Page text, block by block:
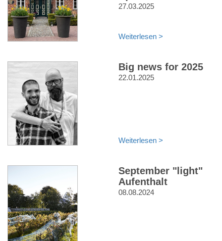
27.03.2025
Weiterlesen >
Big news for 2025
22.01.2025
Weiterlesen >
September "light"
Aufenthalt
08.08.2024